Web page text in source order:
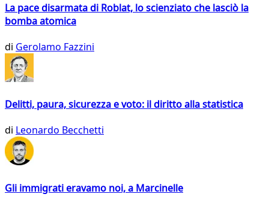
La pace disarmata di Roblat, lo scienziato che lasciò la
bomba atomica
di Gerolamo Fazzini
Delitti, paura, sicurezza e voto: il diritto alla statistica
di Leonardo Becchetti
Gli immigrati eravamo noi, a Marcinelle